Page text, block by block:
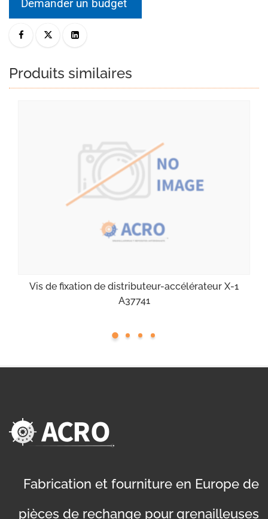
Demander un budget
Produits similaires
Vis de fixation de distributeur-accélérateur X-1
A37741
Fabrication et fourniture en Europe de
pièces de rechange pour grenailleuses